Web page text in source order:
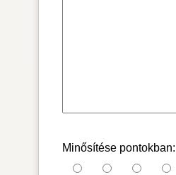
Minősítése pontokban: